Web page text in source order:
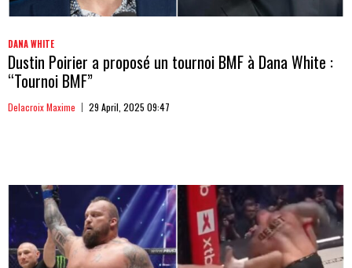
DANA WHITE
Dustin Poirier a proposé un tournoi BMF à Dana White :
“Tournoi BMF”
Delacroix Maxime 29 April, 2025 09:47